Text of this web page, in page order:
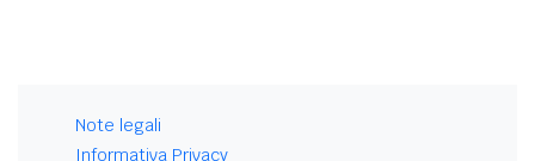
Note legali
Informativa Privacy